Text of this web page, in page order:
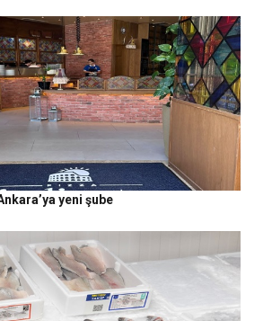
yeni şube